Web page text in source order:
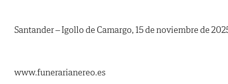
Santander – Igollo de Camargo, 15 de noviembre de
www.funerarianereo.es